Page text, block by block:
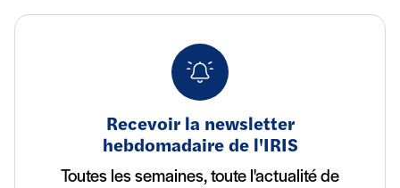
Recevoir la newsletter
hebdomadaire de l'IRIS
Toutes les semaines, toute l'actualité de